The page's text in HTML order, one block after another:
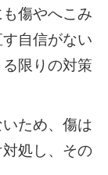
傷やへこみ
自信がない
限りの対策
ため、傷は
処し、その